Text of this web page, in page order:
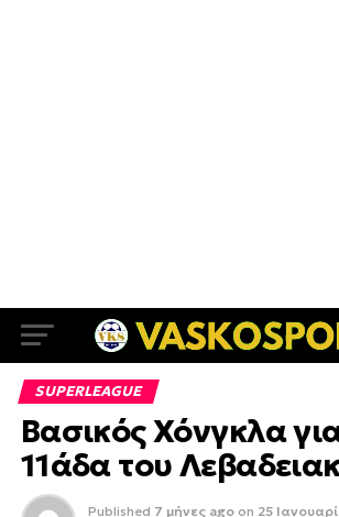
SUPERLEAGUE
Βασικός Χόνγκλα
11άδα του
Published 7 μήνες ago on 25